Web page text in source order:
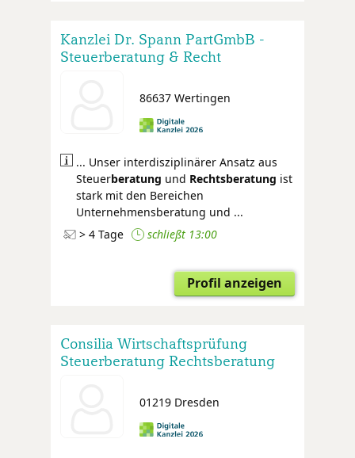
Kanzlei Dr. Spann PartGmbB -
Steuerberatung & Recht
86637 Wertingen
... Unser interdisziplinärer Ansatz aus
Steuerberatung und Rechtsberatung ist
stark mit den Bereichen
Unternehmensberatung und ...
> 4 Tage
schließt 13:00
Profil anzeigen
Consilia Wirtschaftsprüfung
Steuerberatung Rechtsberatung
01219 Dresden